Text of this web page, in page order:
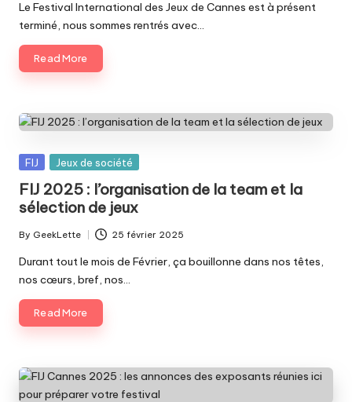
by
Le Festival International des Jeux de Cannes est à présent
terminé, nous sommes rentrés avec…
Read More
Posted
FIJ Jeux de société
FIJ 2025 : l’organisation de la team et la
sélection de jeux
Posted
by
By GeekLette 25 février 2025
Durant tout le mois de Février, ça bouillonne dans nos têtes,
nos cœurs, bref, nos…
Read More